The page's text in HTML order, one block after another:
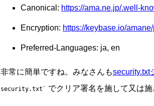
Canonical: https://ama.ne.jp/.well-
Encryption: https://keybase.io/
Preferred-Languages: ja, en
非常に簡単ですね。みなさんもsecurity.txt
security.txt でクリア署名を施して又は